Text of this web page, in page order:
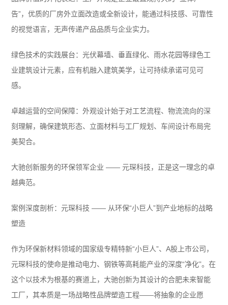
告”，优质的厂房外立面改造或全新设计，能通过科技感、可靠性
的视觉语言，无声传递产品品质与企业实力。
绿色技术的实践展台：光伏幕墙、垂直绿化、雨水花园等绿色工
业建筑设计元素，应有机融入建筑美学，让可持续承诺可见可
感。
卓越运营的空间保障：外观设计始于对工艺流程、物流流向的深
刻理解，确保建筑形态、立面材料与工厂规划、车间设计布局完
美契合。
大驰创新服务的环保领军企业 —— 元琛科技，正是这一理念的卓
越典范。
案例深度剖析：元琛科技 —— 从环保“小巨人”到产业地标的战略
塑造
作为环保新材料领域的国家级专精特新“小巨人”、A股上市公司，
元琛科技的使命是推动电力、钢铁等高耗能产业的深度“净化”。在
这个以技术为根基的赛道上，大驰创新为其设计的合肥未来智能
工厂，其本质是一场战略性品牌塑造工程——将抽象的企业愿